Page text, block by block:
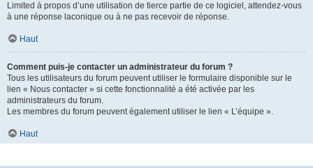
Limited à propos d’une utilisation de tierce partie de ce logiciel, attendez-vous
à une réponse laconique ou à ne pas recevoir de réponse.
Haut
Comment puis-je contacter un administrateur du forum ?
Tous les utilisateurs du forum peuvent utiliser le formulaire disponible sur le
lien « Nous contacter » si cette fonctionnalité a été activée par les
administrateurs du forum.
Les membres du forum peuvent également utiliser le lien « L’équipe ».
Haut